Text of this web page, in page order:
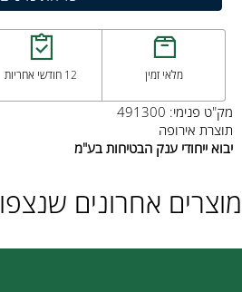
מלאי זמין 12 חודשי אחריות
מק"ט פנימי: 491300
תוצרת אירופה
יבוא ייחודי ענק הבטיחות בע"מ
מוצרים אחרונים שנצפו